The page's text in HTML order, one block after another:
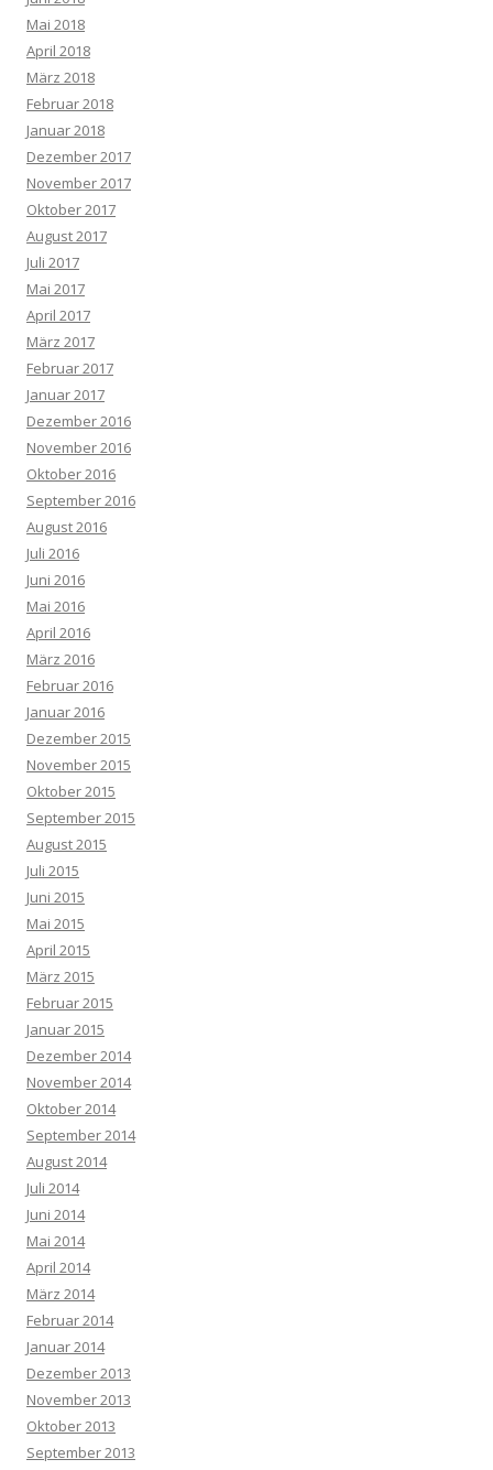
Mai 2018
April 2018
März 2018
Februar 2018
Januar 2018
Dezember 2017
November 2017
Oktober 2017
August 2017
Juli 2017
Mai 2017
April 2017
März 2017
Februar 2017
Januar 2017
Dezember 2016
November 2016
Oktober 2016
September 2016
August 2016
Juli 2016
Juni 2016
Mai 2016
April 2016
März 2016
Februar 2016
Januar 2016
Dezember 2015
November 2015
Oktober 2015
September 2015
August 2015
Juli 2015
Juni 2015
Mai 2015
April 2015
März 2015
Februar 2015
Januar 2015
Dezember 2014
November 2014
Oktober 2014
September 2014
August 2014
Juli 2014
Juni 2014
Mai 2014
April 2014
März 2014
Februar 2014
Januar 2014
Dezember 2013
November 2013
Oktober 2013
September 2013